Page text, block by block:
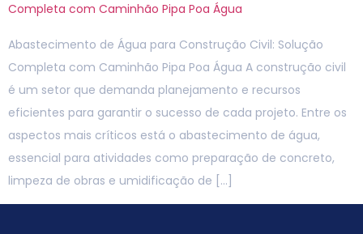
Completa com Caminhão Pipa Poa Água
Abastecimento de Água para Construção Civil: Solução
Completa com Caminhão Pipa Poa Água A construção civil
é um setor que demanda planejamento e recursos
eficientes para garantir o sucesso de cada projeto. Entre os
aspectos mais críticos está o abastecimento de água,
essencial para atividades como preparação de concreto,
limpeza de obras e umidificação de […]